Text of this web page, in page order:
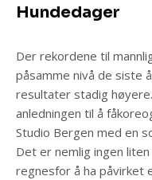
Hundedager
Der rekordene til
påsamme nivå de siste
resultater stadig
anledningen til å
Studio Bergen med en
Det er nemlig ingen
regnesfor å ha påvirket